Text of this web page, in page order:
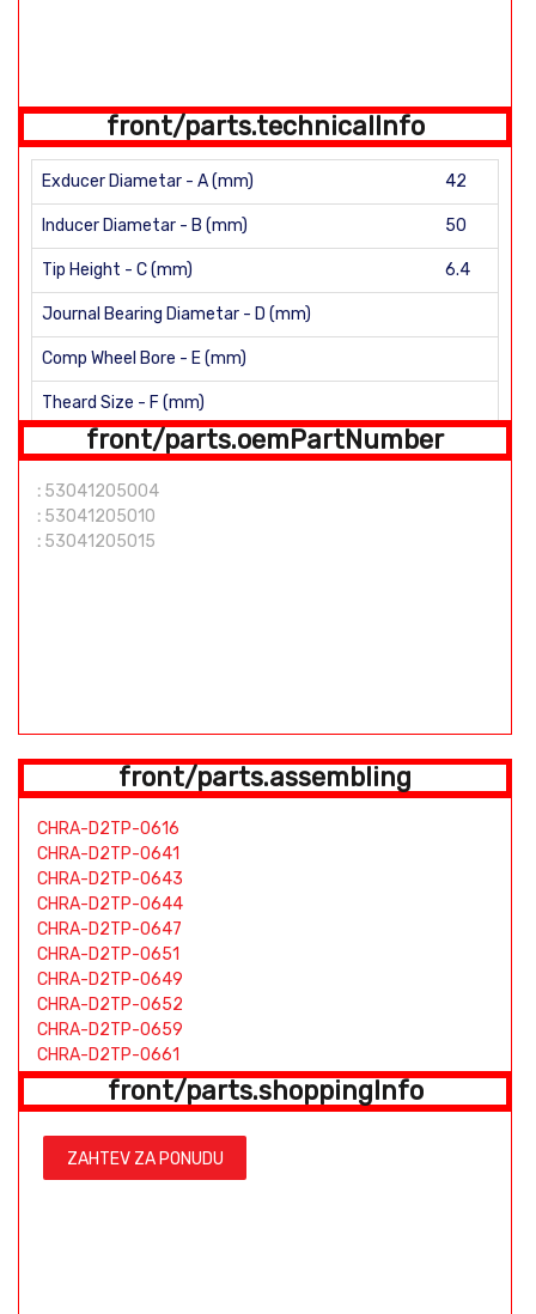
front/parts.technicalInfo
Exducer Diametar - A (mm) 42
Inducer Diametar - B (mm) 50
Tip Height - C (mm) 6.4
Journal Bearing Diametar - D (mm)
Comp Wheel Bore - E (mm)
Theard Size - F (mm)
H (mm)
Shaft length: 99mm Number of Blades: 12
front/parts.oemPartNumber
: 53041205004
: 53041205010
: 53041205015
front/parts.assembling
CHRA-D2TP-0616
CHRA-D2TP-0641
CHRA-D2TP-0643
CHRA-D2TP-0644
CHRA-D2TP-0647
CHRA-D2TP-0651
CHRA-D2TP-0649
CHRA-D2TP-0652
CHRA-D2TP-0659
CHRA-D2TP-0661
CHRA-D2TP-0671front/parts.shoppingInfo
ZAHTEV ZA PONUDU